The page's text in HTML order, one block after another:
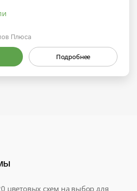
Плюса
Подробнее
цветовых схем на выбор для